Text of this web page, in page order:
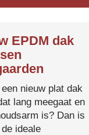
EPDM dak
nieuw plat dak
lang meegaat en
is? Dan is
ideale